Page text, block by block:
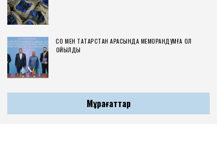
СҚО МЕН ТАТАРСТАН АРАСЫНДА МЕМОРАНДУМҒА ҚОЛ
ҚОЙЫЛДЫ
Мұрағаттар